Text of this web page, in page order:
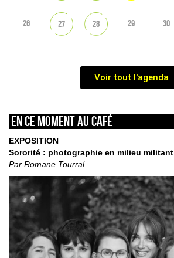
26 27 28 29 30
Voir tout l'agenda
En ce moment au café
EXPOSITION
Sororité : photographie en milieu militant
Par Romane Tourral